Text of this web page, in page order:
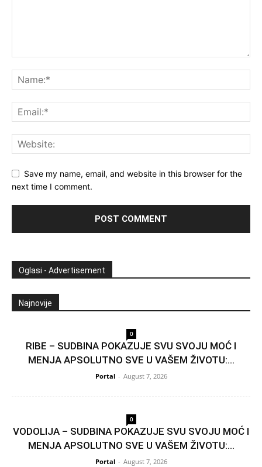
Save my name, email, and website in this browser for the
next time I comment.
Oglasi - Advertisement
Najnovije
0
RIBE – SUDBINA POKAZUJE SVU SVOJU MOĆ I
MENJA APSOLUTNO SVE U VAŠEM ŽIVOTU:...
Portal - August 7, 2026
0
VODOLIJA – SUDBINA POKAZUJE SVU SVOJU MOĆ I
MENJA APSOLUTNO SVE U VAŠEM ŽIVOTU:...
Portal - August 7, 2026